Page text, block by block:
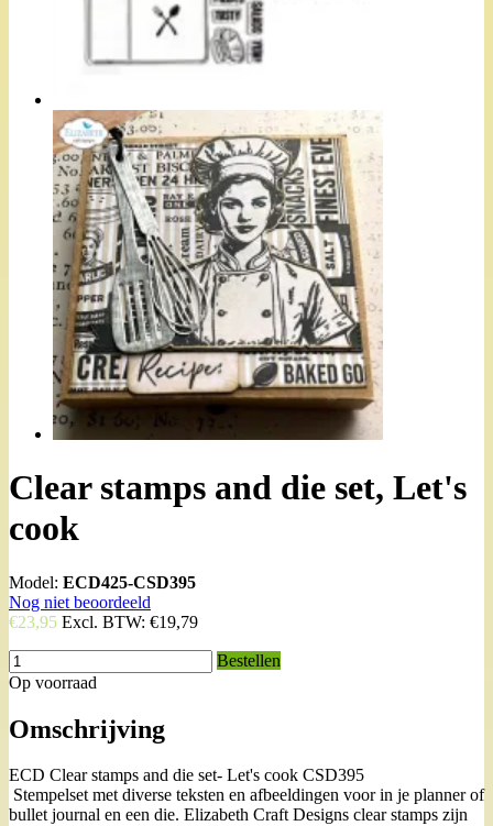
Clear stamps and die set, Let's
cook
Model: ECD425-CSD395
Nog niet beoordeeld
€23,95 Excl. BTW: €19,79
Bestellen
Op voorraad
Omschrijving
ECD Clear stamps and die set- Let's cook CSD395
Stempelset met diverse teksten en afbeeldingen voor in je planner of
bullet journal en een die. Elizabeth Craft Designs clear stamps zijn